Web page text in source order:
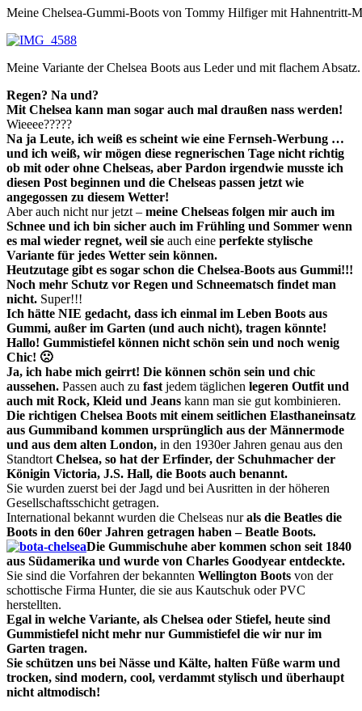
Meine Chelsea-Gummi-Boots von Tommy Hilfiger mit Hahnentritt-
Meine Variante der Chelsea Boots aus Leder und mit flachem Absatz.
Regen? Na und?
Mit Chelsea kann man sogar auch mal draußen nass werden!
Wieeee?????
Na ja Leute, ich weiß es scheint wie eine Fernseh-Werbung …
und ich weiß, wir mögen diese regnerischen Tage nicht richtig
ob mit oder ohne Chelseas, aber Pardon irgendwie musste ich
diesen Post beginnen und die Chelseas passen jetzt wie
angegossen zu diesem Wetter!
Aber auch nicht nur jetzt – meine Chelseas folgen mir auch im
Schnee und ich bin sicher auch im Frühling und Sommer wenn
es mal wieder regnet, weil sie auch eine perfekte stylische
Variante für jedes Wetter sein können.
Heutzutage gibt es sogar schon die Chelsea-Boots aus Gummi!!!
Noch mehr Schutz vor Regen und Schneematsch findet man
nicht. Super!!!
Ich hätte NIE gedacht, dass ich einmal im Leben Boots aus
Gummi, außer im Garten (und auch nicht), tragen könnte!
Hallo! Gummistiefel können nicht schön sein und noch wenig
Chic! 🙁
Ja, ich habe mich geirrt! Die können schön sein und chic
aussehen. Passen auch zu fast jedem täglichen legeren Outfit und
auch mit Rock, Kleid und Jeans kann man sie gut kombinieren.
Die richtigen Chelsea Boots mit einem seitlichen Elasthaneinsatz
aus Gummiband kommen ursprünglich aus der Männermode
und aus dem alten London, in den 1930er Jahren genau aus den
Standtort Chelsea, so hat der Erfinder, der Schuhmacher der
Königin Victoria, J.S. Hall, die Boots auch benannt.
Sie wurden zuerst bei der Jagd und bei Ausritten in der höheren
Gesellschaftsschicht getragen.
International bekannt wurden die Chelseas nurals die Beatles die
Boots in den 60er Jahren getragen haben – Beatle Boots.
Die Gummischuhe aber kommen schon seit 1840
aus Südamerika und wurde von Charles Goodyear entdeckte.
Sie sind die Vorfahren der bekannten Wellington Boots von der
schottische Firma Hunter, die sie aus Kautschuk oder PVC
herstellten.
Egal in welche Variante, als Chelsea oder Stiefel, heute sind
Gummistiefel nicht mehr nur Gummistiefel die wir nur im
Garten tragen.
Sie schützen uns bei Nässe und Kälte, halten Füße warm und
trocken, sind modern, cool, verdammt stylisch und überhaupt
nicht altmodisch!